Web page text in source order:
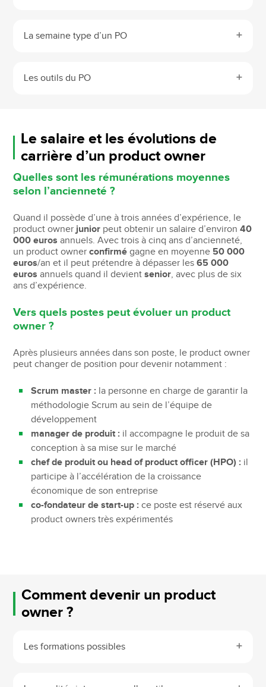
La semaine type d’un PO
Les outils du PO
Le salaire et les évolutions de
carrière d’un product owner
Quelles sont les rémunérations moyennes
selon l’ancienneté ?
Quand il possède d’une à trois années d’expérience, le
product ownerjunior peut obtenir un salaire d’environ40
000 euros annuels. Avec trois à cinq ans d’ancienneté,
un product ownerconfirmé gagne en moyenne 50 000
euros/an et il peut prétendre à dépasser les65 000
euros annuels quand il devientsenior, avec plus de six
ans d’expérience.
Vers quels postes peut évoluer un product
owner ?
Après plusieurs années dans son poste, le product owner
peut changer de position pour devenir notamment :
Scrum master : la personne en charge de garantir la
méthodologie Scrum au sein de l’équipe de
développement
manager de produit : il accompagne le produit de sa
conception à sa mise sur le marché
chef de produit ou head of product officer (HPO) : il
participe à l’accélération de la croissance
économique de son entreprise
co-fondateur de start-up :ce poste est réservé aux
product owners très expérimentés
Comment devenir un product
owner ?
Les formations possibles